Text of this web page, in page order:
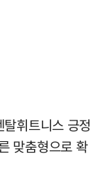
휘트니스 긍정
맞춤형으로 확